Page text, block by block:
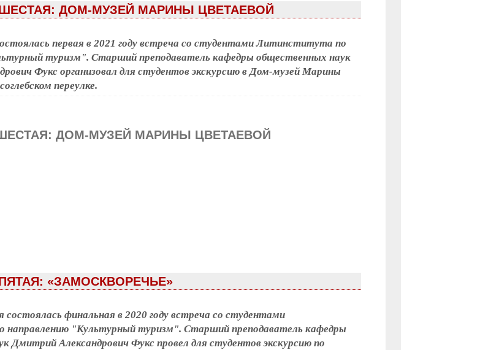
ДОМ-МУЗЕЙ МАРИНЫ ЦВЕТАЕВОЙ
первая в 2021 году встреча со студентами Литинститута по
туризм". Старший преподаватель кафедры общественных наук
Фукс организовал для студентов экскурсию в Дом-музей Марины
переулке.
ДОМ-МУЗЕЙ МАРИНЫ ЦВЕТАЕВОЙ
«ЗАМОСКВОРЕЧЬЕ»
состоялась финальная в 2020 году встреча со студентами
"Культурный туризм". Старший преподаватель кафедры
Дмитрий Александрович Фукс провел для студентов экскурсию по